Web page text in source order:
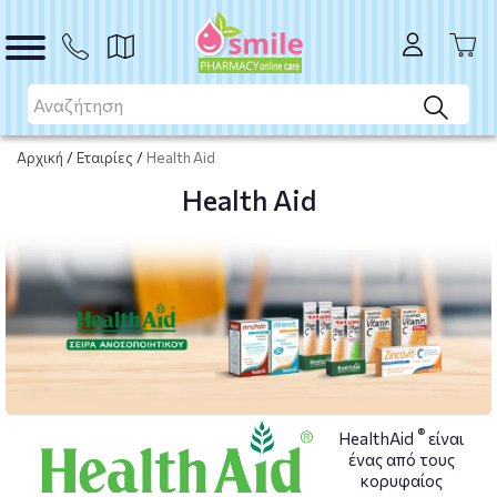
Αρχική /Εταιρίες / Health Aid
Health Aid
HealthAid ®είναι
ένας από τους
κορυφαίος